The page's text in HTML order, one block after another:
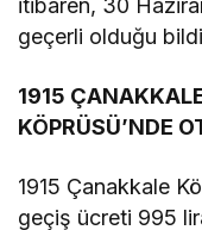
itibaren, 30
geçerli olduğu
1915
KÖPRÜSÜ’NDE
1915 Çanakkale
geçiş ücreti 995